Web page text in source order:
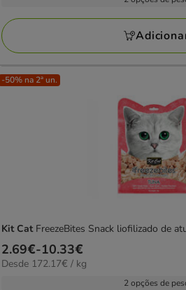
6.45€
-50% na 2ª un.
Kit Cat FreezeBites Snack liofilizado de
Preço
de
2.69€-10.33€
172.17€
Desde 172.17€ / kg
2 opções de